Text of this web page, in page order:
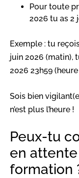
Pour toute
2026 tu as 2
Exemple : tu
juin 2026 (matin),
2026 23h59
Sois bien
n’est plus l’heure !
Peux-tu
en
formation